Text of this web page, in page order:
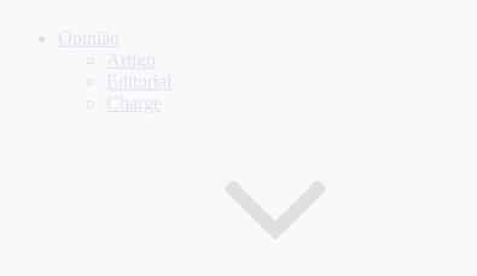
Opinião
Artigo
Editorial
Charge